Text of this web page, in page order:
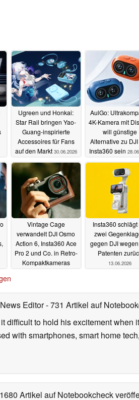
Ugreen und Honkai:
Star Rail bringen Yao-
Guang-inspirierte
Accessoires für Fans
auf den Markt 30.06.2026
AulGo:
4K-Kamera mit
will günstige
Alternative zu
Insta360 sein
Vintage Cage
verwandelt DJI Osmo
Action 6, Insta360 Ace
Pro 2 und Co. in Retro-
Kompaktkameras
Insta360 schlägt
zwei
gegen DJI
Patenten
13.06.2026
Editor- 731 Artikel auf
difficult to hold his excitement when
with smartphones, smart home
Artikel auf Notebookcheck